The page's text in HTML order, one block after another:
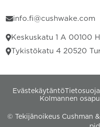
info.fi@cushwake.com
Keskuskatu 1 A 00100
Tykistökatu 4 20520
Evästekäytäntö
Kolmannen
© Tekijänoikeus Cushman